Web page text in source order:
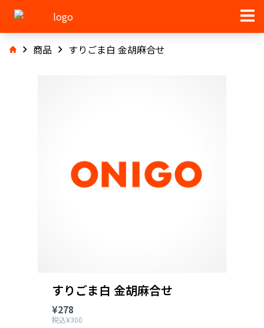
商品 すりごま白 金胡麻合せ
すりごま白 金胡麻合せ
¥278
税込¥300